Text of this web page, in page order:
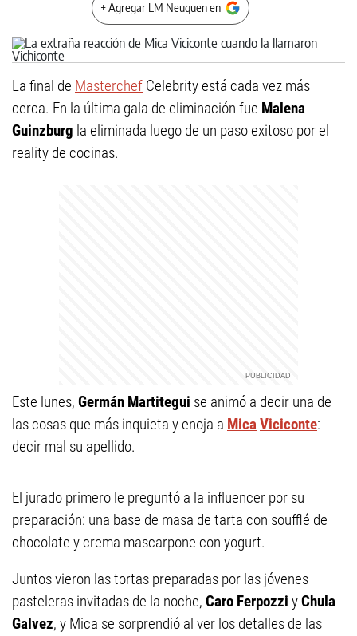
+ Agregar LM Neuquen en
La final de Masterchef Celebrity está cada vez más
cerca. En la última gala de eliminación fue Malena
Guinzburg la eliminada luego de un paso exitoso por el
reality de cocinas.
Este lunes, Germán Martitegui se animó a decir una de
las cosas que más inquieta y enoja a MicaViciconte:
decir mal su apellido.
El jurado primero le preguntó a la influencer por su
preparación: una base de masa de tarta con soufflé de
chocolate y crema mascarpone con yogurt.
Juntos vieron las tortas preparadas por las jóvenes
pasteleras invitadas de la noche, Caro Ferpozzi yChula
Galvez, y Mica se sorprendió al ver los detalles de las